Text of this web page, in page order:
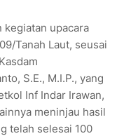
kegiatan upacara
Tanah Laut, seusai
S.E., M.I.P., yang
Inf Indar Irawan,
meninjau hasil
telah selesai 100